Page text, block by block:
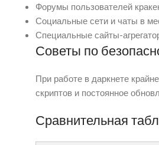
Форумы пользователей
Социальные сети и чаты в
Специальные сайты-
Советы по
При работе в даркнете
скриптов и постоянное
Сравнительная